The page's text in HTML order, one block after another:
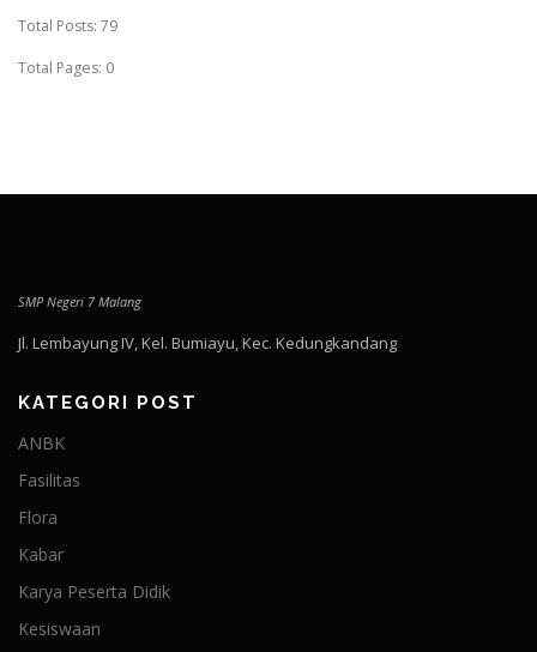
Total Posts: 79
Total Pages: 0
SMP Negeri 7 Malang
Jl. Lembayung IV, Kel. Bumiayu, Kec. Kedungkandang
KATEGORI POST
ANBK
Fasilitas
Flora
Kabar
Karya Peserta Didik
Kesiswaan